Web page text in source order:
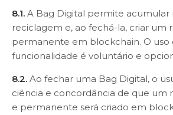
8.1. A Bag Digital permite acumular
reciclagem e, ao fechá-la, criar um
permanente em blockchain. O uso
funcionalidade é voluntário e
8.2. Ao fechar uma Bag Digital, o
ciência e concordância de que um
e permanente será criado em